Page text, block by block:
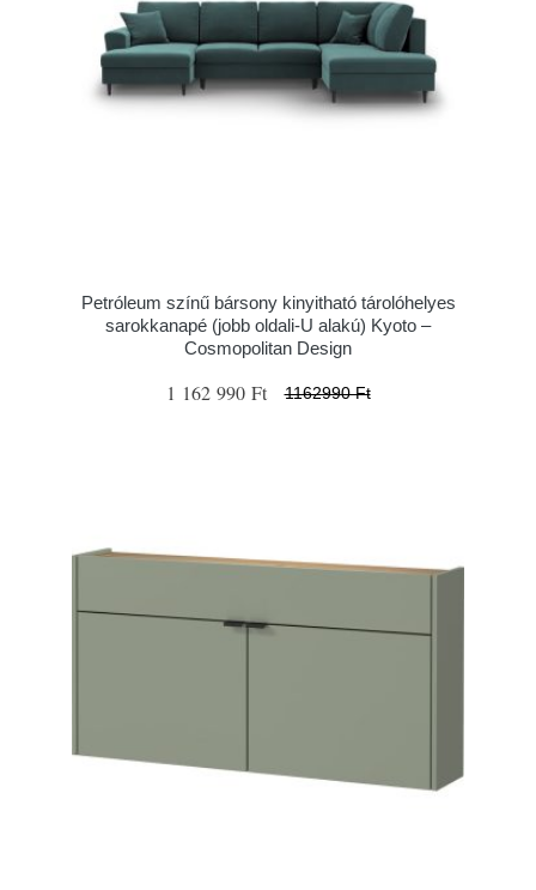
Petróleum színű bársony kinyitható tárolóhelyes
sarokkanapé (jobb oldali-U alakú) Kyoto –
Cosmopolitan Design
1 162 990 Ft 1162990 Ft